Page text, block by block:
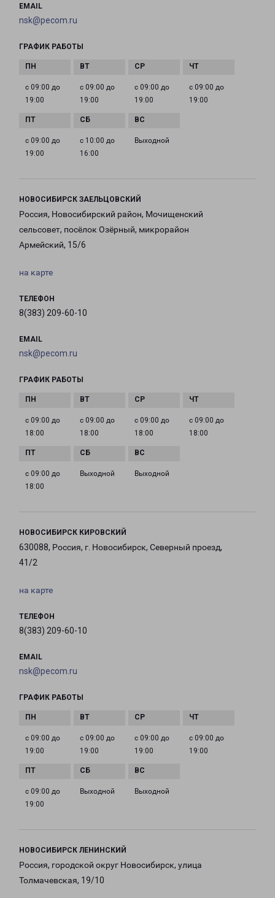
EMAIL
nsk@pecom.ru
ГРАФИК РАБОТЫ
с 09:00 до
19:00
с 09:00 до
19:00
с 09:00 до
19:00
с 09:00 до
19:00
с 09:00 до
19:00
с 10:00 до
16:00
Выходной
НОВОСИБИРСК ЗАЕЛЬЦОВСКИЙ
Россия, Новосибирский район, Мочищенский
сельсовет, посёлок Озёрный, микрорайон
Армейский, 15/6
на карте
ТЕЛЕФОН
8(383) 209-60-10
EMAIL
nsk@pecom.ru
ГРАФИК РАБОТЫ
с 09:00 до
18:00
с 09:00 до
18:00
с 09:00 до
18:00
с 09:00 до
18:00
с 09:00 до
18:00
Выходной Выходной
НОВОСИБИРСК КИРОВСКИЙ
630088, Россия, г. Новосибирск, Северный проезд,
41/2
на карте
ТЕЛЕФОН
8(383) 209-60-10
EMAIL
nsk@pecom.ru
ГРАФИК РАБОТЫ
с 09:00 до
19:00
с 09:00 до
19:00
с 09:00 до
19:00
с 09:00 до
19:00
с 09:00 до
19:00
Выходной Выходной
НОВОСИБИРСК ЛЕНИНСКИЙ
Россия, городской округ Новосибирск, улица
Толмачевская, 19/10